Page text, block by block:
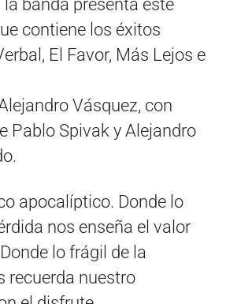
banda presenta este
contiene los éxitos
El Favor, Más Lejos e
Vásquez, con
Pablo Spivak y Alejandro
apocalíptico. Donde lo
nos enseña el valor
lo frágil de la
recuerda nuestro